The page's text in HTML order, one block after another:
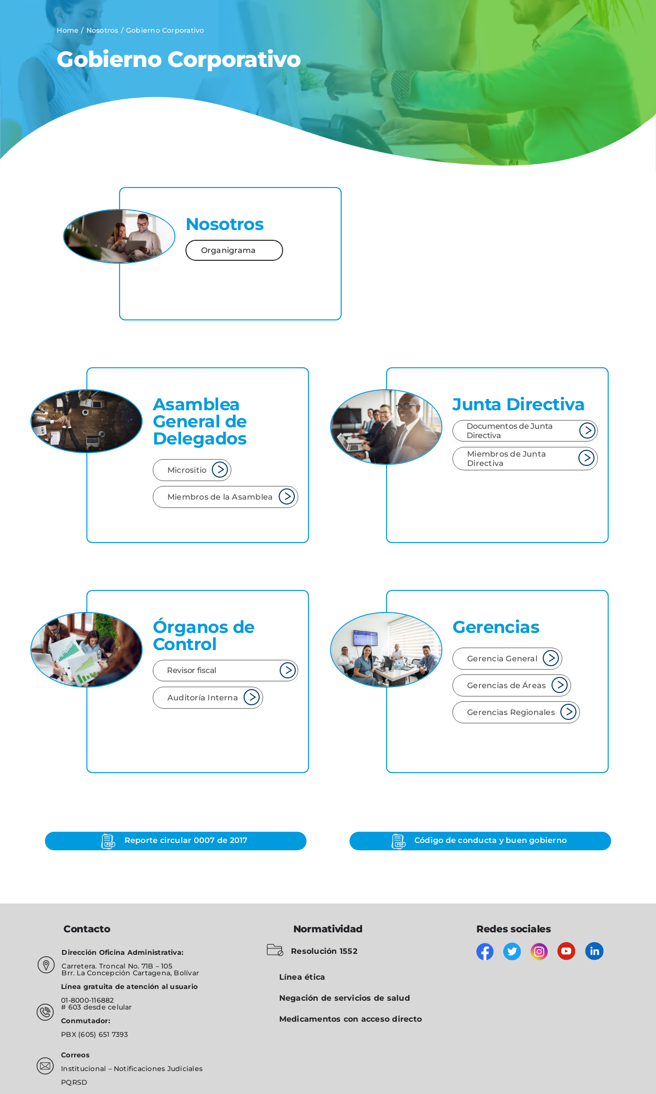
Home / Nosotros / Gobierno Corporativo
Gobierno Corporativo
Nosotros
Organigrama
Asamblea
General de
Delegados
Micrositio
Miembros de la Asamblea
Junta Directiva
Documentos de Junta
Directiva
Miembros de Junta
Directiva
Órganos de
Control
Revisor fiscal
Auditoría Interna
Gerencias
Gerencia General
Gerencias de Áreas
Gerencias Regionales
Reporte circular 0007 de 2017 Código de conducta y buen gobierno
Contacto
Dirección Oficina Administrativa:
Carretera. Troncal No. 71B – 105
Brr. La Concepción Cartagena, Bolívar
Línea gratuita de atención al usuario
01-8000-116882
# 603 desde celular
Conmutador:
PBX (605) 651 7393
Correos
Institucional – Notificaciones Judiciales
PQRSD
Normatividad
Resolución 1552
Línea ética
Negación de servicios de salud
Medicamentos con acceso directo
Redes sociales